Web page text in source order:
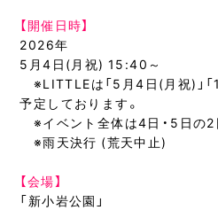
【開催日時】
2026年
5月4日(月祝) 15:40～
※LITTLEは「5月4日(月祝)」
予定しております。
※イベント全体は4日・5日の2
※雨天決行 (荒天中止)
【会場】
「新小岩公園」